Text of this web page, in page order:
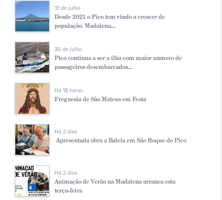
31 de julho
Desde 2021 o Pico tem vindo a crescer de
população. Madalena...
30 de julho
Pico continua a ser a ilha com maior número de
passageiros desembarcados...
Há 18 horas
Freguesia de São Mateus em Festa
Há 2 dias
Apresentada obra a Baleia em São Roque do Pico
Há 2 dias
Animação de Verão na Madalena arranca esta
terça-feira